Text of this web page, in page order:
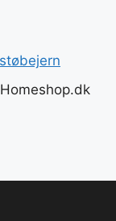
Homeshop.dk